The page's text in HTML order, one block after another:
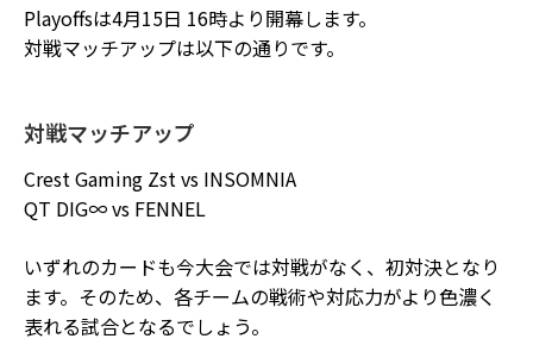
Playoffsは4月15日 16時より開幕します。
対戦マッチアップは以下の通りです。
対戦マッチアップ
Crest Gaming Zst vs INSOMNIA
QT DIG∞ vs FENNEL
いずれのカードも今大会では対戦がなく、初対決となり
ます。そのため、各チームの戦術や対応力がより色濃く
表れる試合となるでしょう。